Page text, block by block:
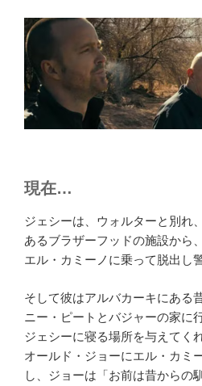
現在…
ジェシーは、ウォルターと別れ
あるブラザーフッドの施設から
エル・カミーノに乗って脱出し
そして彼はアルバカーキにある
ニー・ピートとバジャーの家に
ジェシーに寝る場所を与えてく
オールド・ジョーにエル・​​カミ
し、ジョーは「お前は昔からの